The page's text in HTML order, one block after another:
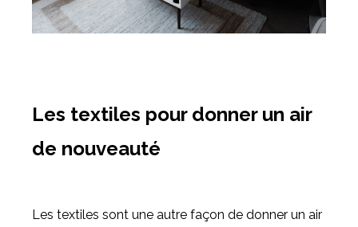
Les textiles pour donner un air
de nouveauté
Les textiles sont une autre façon de donner un air